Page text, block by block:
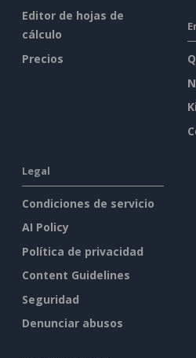
Editor de hojas de
cálculo
Precios
Legal
Condiciones de servicio
AI Policy
Política de privacidad
Content Guidelines
Seguridad
Denunciar abusos